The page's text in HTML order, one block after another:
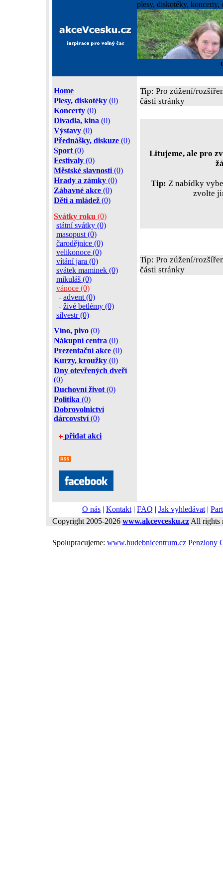
plesy, diskotéky,
Home
Plesy, diskotéky (0)
Koncerty (0)
Divadla, kina (0)
Výstavy (0)
Přednášky, diskuze (0)
Sport (0)
Festivaly (0)
Městské slavnosti (0)
Hrady a zámky (0)
Zábavné akce (0)
Děti a mládež (0)
Svátky roku (0)
státní svátky (0)
masopust (0)
čarodějnice (0)
velikonoce (0)
vítání jara (0)
svátek maminek (0)
mikuláš (0)
vánoce (0)
- advent (0)
- živé betlémy (0)
silvestr (0)
Víno, pivo (0)
Nákupní centra (0)
Prezentační akce (0)
Kurzy, kroužky (0)
Dny otevřených dveří
(0)
Duchovní život (0)
Politika (0)
Dobrovolnictví
dárcovství(0)
přidat akci
Tip: Pro zúžení/
části stránky
Litujeme, ale pro
Tip: Z nabídky
zvolte
Tip: Pro zúžení/
části stránky
O nás | Kontakt | FAQ | Jak vyhledávat |
Copyright 2005-2026 www.akcevcesku.cz All rights
Spolupracujeme: www.hudebnicentrum.cz Penziony